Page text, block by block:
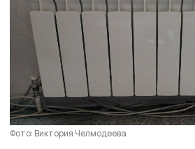
Фото: Виктория Челмодеева